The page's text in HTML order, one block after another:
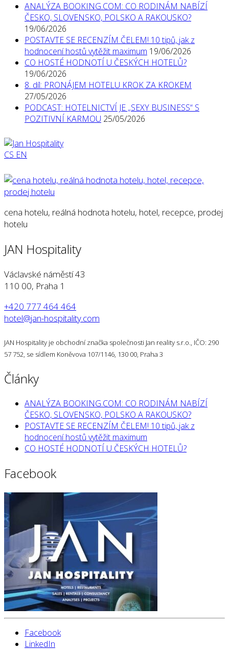
ANALÝZA BOOKING.COM: CO RODINÁM NABÍZÍ
ČESKO, SLOVENSKO, POLSKO A RAKOUSKO?
19/06/2026
POSTAVTE SE RECENZÍM ČELEM! 10 tipů, jak z
hodnocení hostů vytěžit maximum 19/06/2026
CO HOSTÉ HODNOTÍ U ČESKÝCH HOTELŮ?
19/06/2026
8. díl: PRONÁJEM HOTELU KROK ZA KROKEM
27/05/2026
PODCAST: HOTELNICTVÍ JE „SEXY BUSINESS“ S
POZITIVNÍ KARMOU 25/05/2026
CS EN
cena hotelu, reálná hodnota hotelu, hotel, recepce, prodej
hotelu
JAN Hospitality
Václavské náměstí 43
110 00, Praha 1
+420 777 464 464
hotel@jan-hospitality.com
JAN Hospitality je obchodní značka společnosti Jan reality s.r.o., IČO: 290
57 752, se sídlem Koněvova 107/1146, 130 00, Praha 3
Články
ANALÝZA BOOKING.COM: CO RODINÁM NABÍZÍ
ČESKO, SLOVENSKO, POLSKO A RAKOUSKO?
POSTAVTE SE RECENZÍM ČELEM! 10 tipů, jak z
hodnocení hostů vytěžit maximum
CO HOSTÉ HODNOTÍ U ČESKÝCH HOTELŮ?
Facebook
Facebook
LinkedIn